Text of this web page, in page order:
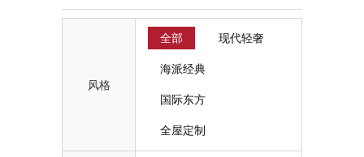
风格
全部 现代轻奢
海派经典
国际东方
全屋定制